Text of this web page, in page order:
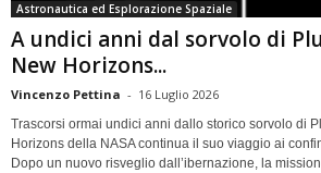
Astronautica ed Esplorazione Spaziale
A undici anni dal sorvolo di
New Horizons...
Vincenzo Pettina - 16 Luglio 2026
Trascorsi ormai undici anni dallo storico sorvolo di
Horizons della NASA continua il suo viaggio ai
Dopo un nuovo risveglio dall’ibernazione, la